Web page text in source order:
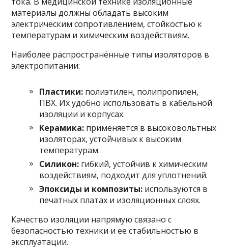
материалы должны обладать высоким
электрическим сопротивлением, стойкостью к
температурам и химическим воздействиям.
Наиболее распространённые типы изоляторов в
электропитании:
Пластики: полиэтилен, полипропилен,
ПВХ. Их удобно использовать в кабельной
изоляции и корпусах.
Керамика: применяется в высоковольтных
изоляторах, устойчивых к высоким
температурам.
Силикон: гибкий, устойчив к химическим
воздействиям, подходит для уплотнений.
Эпоксиды и композиты: используются в
печатных платах и изоляционных слоях.
Качество изоляции напрямую связано с
безопасностью техники и ее стабильностью в
эксплуатации.